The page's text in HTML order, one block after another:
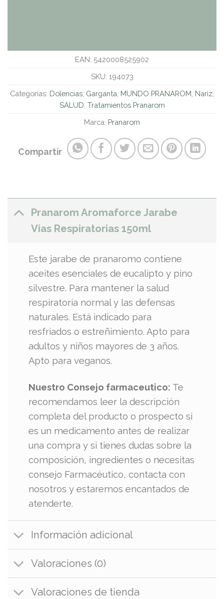
EAN: 5420008525902
SKU: 194073
Categorías: Dolencias Garganta MUNDO PRANAROM Nariz
SALUD Tratamientos Pranarom
Marca: Pranarom
Compartir
Pranarom Aromaforce Jarabe
Vias Respiratorias 150ml
Este jarabe de pranaromo contiene
aceites esenciales de eucalipto y pino
silvestre. Para mantener la salud
respiratoria normal y las defensas
naturales. Está indicado para
resfriados o estreñimiento. Apto para
adultos y niños mayores de 3 años.
Apto para veganos.
Nuestro Consejo farmaceutico: Te
recomendamos leer la descripción
completa del producto o prospecto si
es un medicamento antes de realizar
una compra y si tienes dudas sobre la
composición, ingredientes o necesitas
consejo Farmacéutico, contacta con
nosotros y estaremos encantados de
atenderte.
Información adicional
Valoraciones (0)
Valoraciones de tienda